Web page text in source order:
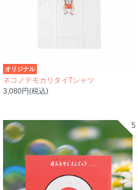
オリジナル
ネコノテモカリタイTシャツ
3,080円(税込)
5